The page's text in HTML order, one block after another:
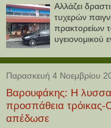
Aλλάζει
τυχερών
πρακτορείων
υγειονομικού
Παρασκευή 4 Νοεμβρίου
Βαρουφάκης: Η
προσπάθεια
απέδωσε